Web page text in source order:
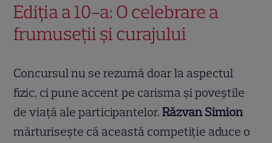
Ediția a 10-a: O celebrare a
frumuseții și curajului
Concursul nu se rezumă doar la aspectul
fizic, ci pune accent pe carisma și poveștile
de viață ale participantelor.Răzvan Simion
mărturisește că această competiție aduce o